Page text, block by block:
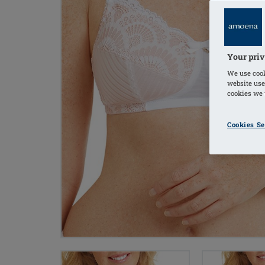
Your
We use
website
cookies we
Cookies